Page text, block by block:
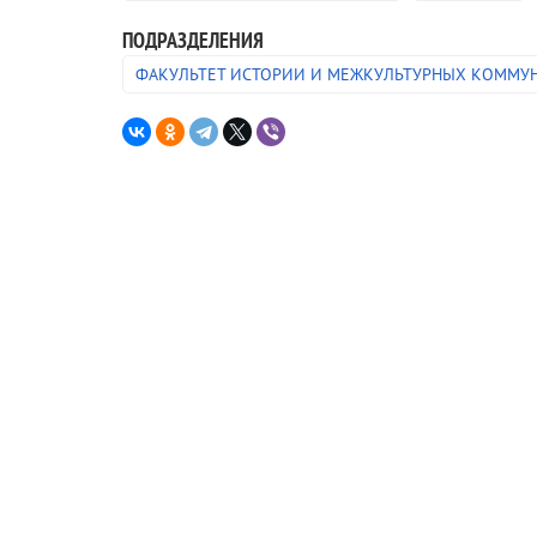
ПОДРАЗДЕЛЕНИЯ
ФАКУЛЬТЕТ ИСТОРИИ И МЕЖКУЛЬТУРНЫХ